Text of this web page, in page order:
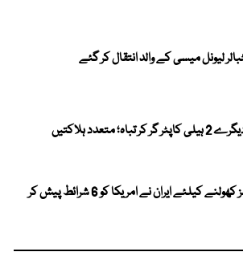
لیونل میسی کے والد انتقال کر گئے
تباہ؛ متعدد ہلاکتیں
آبنائے ہرمز کھولنے کیلئے ایران نے امریکا کو 6 شرائط پیش کر